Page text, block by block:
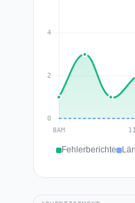
Fehlerberichte